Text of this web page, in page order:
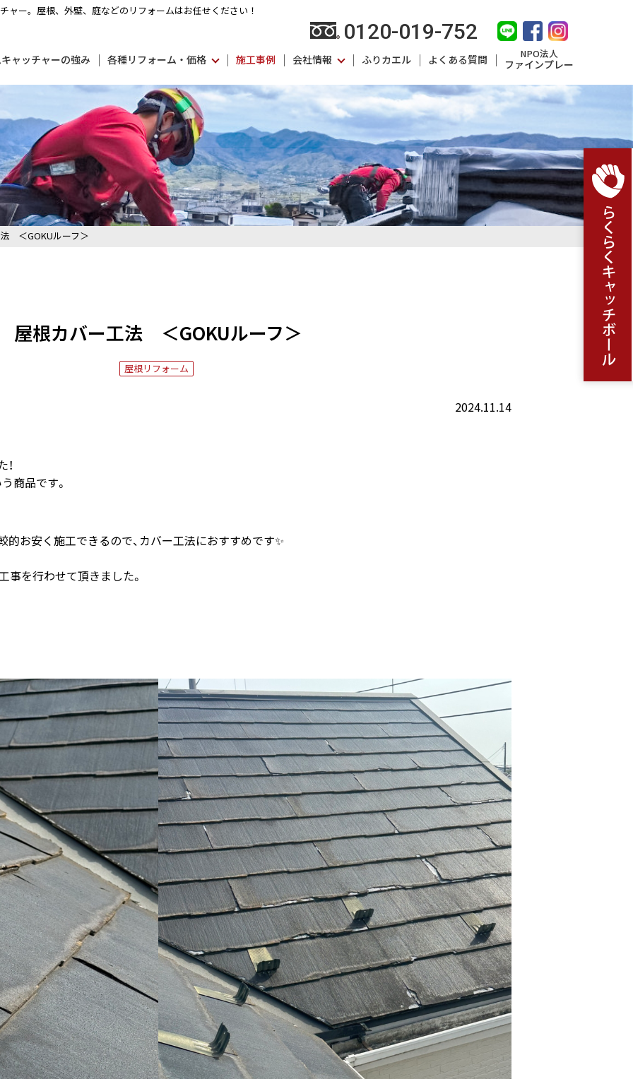
ャー。 屋根、外壁、庭などのリフォームはお任せください！
0120-019-752
ャッチャーの強み 各種リフォーム・価格 施工事例 会社情報 ふりカエル よくある質問 NPO法人
ファインプレー
＜GOKUルーフ＞
屋根カバー工法 ＜GOKUルーフ＞
屋根リフォーム
2024.11.14
商品です。
お安く施工できるので、カバー工法におすすめです✨
事を行わせて頂きました。